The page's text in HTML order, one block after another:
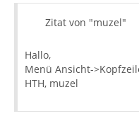
Zitat von "muzel"
Hallo,
Menü Ansicht-
HTH, muzel